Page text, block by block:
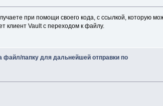
sender, EventArgs e
("This command can only be run by
при помощи своего кода, с ссылкой, которую
клиент Vault с переходом к файлу.
папку для дальнейшей отправки по